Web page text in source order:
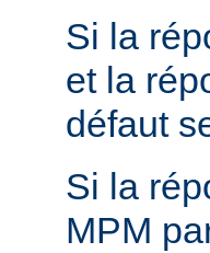
Si la
et la
défaut
Si la
MPM